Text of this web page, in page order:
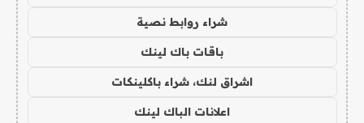
شراء روابط نصية
باقات باك لينك
اشراق لنك، شراء باكلينكات
اعلانات الباك لينك